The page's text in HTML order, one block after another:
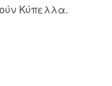
Κύπελλα.